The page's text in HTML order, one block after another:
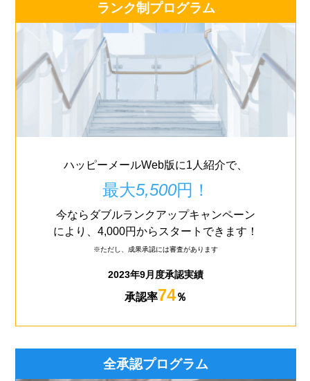
ランク制プログラム
ハッピーメールWeb版に1人紹介で、
最大5,500円！
今ならダブルランクアップキャンペーン
により、4,000円からスタートできます！
※ただし、成果承認には審査があります
2023年9月度承認実績
承認率74％
全承認プログラム